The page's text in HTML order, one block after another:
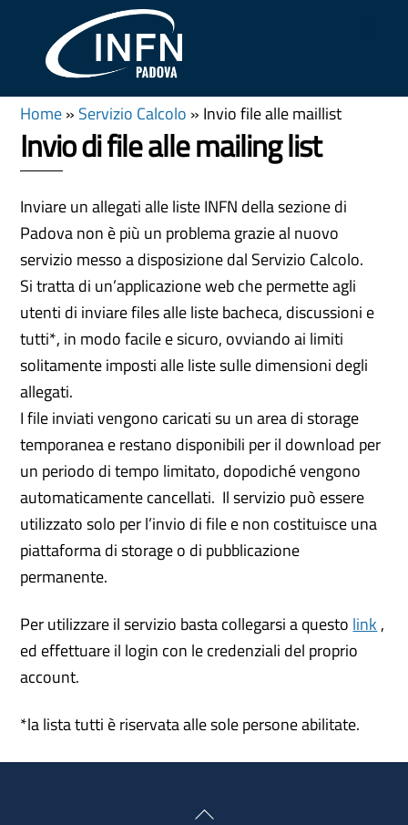
content
Home» Servizio Calcolo » Invio file alle maillist
Invio di file alle mailing list
Inviare un allegati alle liste INFN della sezione di
Padova non è più un problema grazie al nuovo
servizio messo a disposizione dal Servizio Calcolo.
Si tratta di un’applicazione web che permette agli
utenti di inviare files alle liste bacheca, discussioni e
tutti*, in modo facile e sicuro, ovviando ai limiti
solitamente imposti alle liste sulle dimensioni degli
allegati.
I file inviati vengono caricati su un area di storage
temporanea e restano disponibili per il download per
un periodo di tempo limitato, dopodiché vengono
automaticamente cancellati. Il servizio può essere
utilizzato solo per l’invio di file e non costituisce una
piattaforma di storage o di pubblicazione
permanente.
Per utilizzare il servizio basta collegarsi a questo link ,
ed effettuare il login con le credenziali del proprio
account.
*la lista tutti è riservata alle sole persone abilitate.
Back